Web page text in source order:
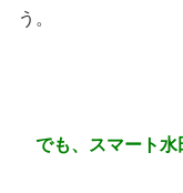
う。
でも、スマート水